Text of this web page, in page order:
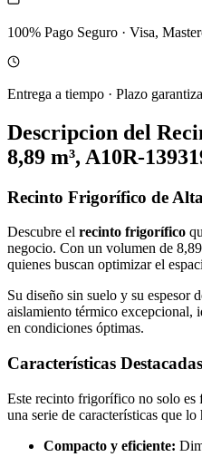
100% Pago Seguro · Visa,
Entrega a tiempo · Plazo
Descripcion del
8,89 m³, A10R-
Recinto Frigorífico de
Descubre el recinto frigorífico
negocio. Con un volumen de
quienes buscan optimizar el
Su diseño sin suelo y su espesor
aislamiento térmico excepcional,
en condiciones óptimas.
Características Destacadas
Este recinto frigorífico no solo es
una serie de características que
Compacto y eficiente: